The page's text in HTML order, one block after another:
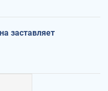
заставляет